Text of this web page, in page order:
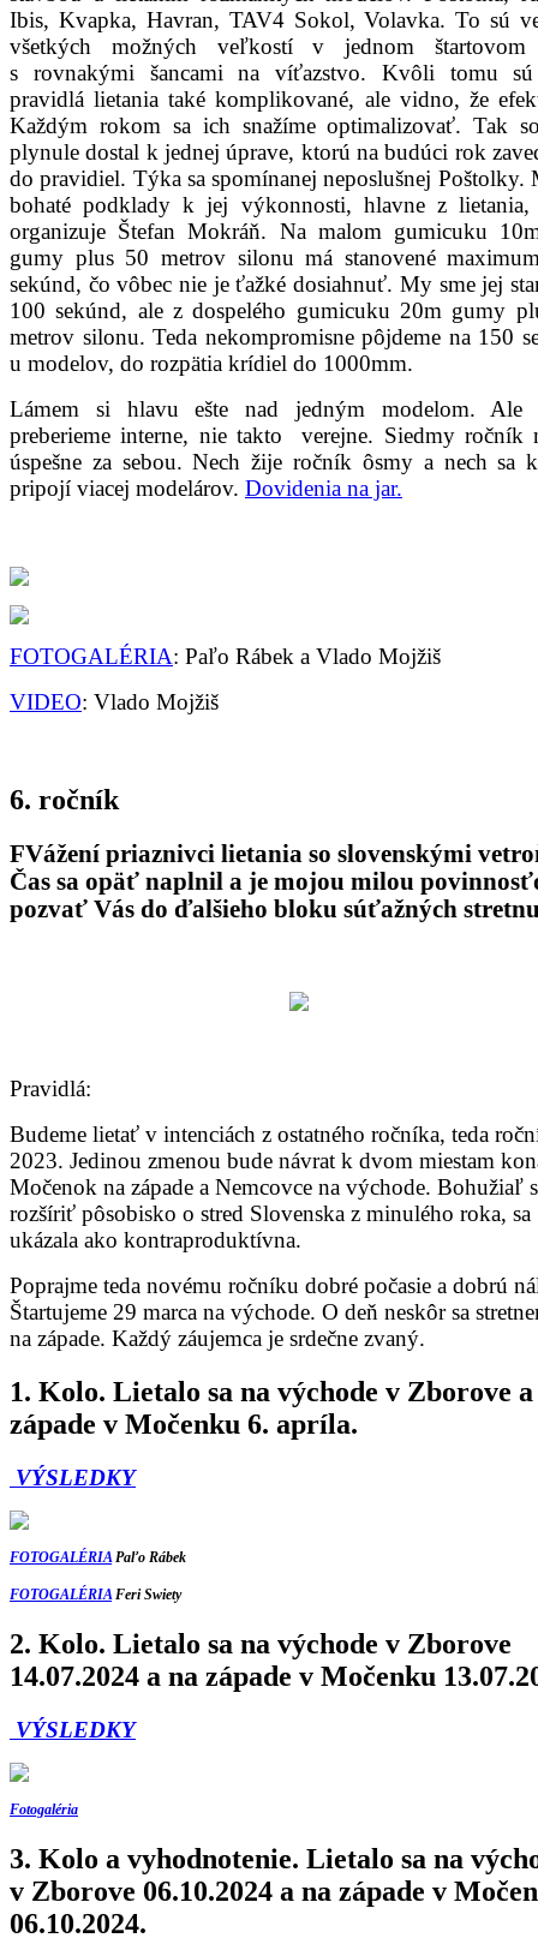
Ibis, Kvapka, Havran, TAV4 Sokol, Volavka. To sú
všetkých možných veľkostí v jednom
s rovnakými šancami na víťazstvo. Kvôli tomu sú
pravidlá lietania také komplikované, ale vidno, že
Každým rokom sa ich snažíme optimalizovať. Tak
plynule dostal k jednej úprave, ktorú na budúci rok
do pravidiel. Týka sa spomínanej neposlušnej Poštolky.
bohaté podklady k jej výkonnosti, hlavne z lietania,
organizuje Štefan Mokráň. Na malom gumicuku
gumy plus 50 metrov silonu má stanovené
sekúnd, čo vôbec nie je ťažké dosiahnuť. My sme jej
100 sekúnd, ale z dospelého gumicuku 20m gumy
metrov silonu. Teda nekompromisne pôjdeme na 150
u modelov, do rozpätia krídiel do 1000mm.
Lámem si hlavu ešte nad jedným modelom.
preberieme interne, nie takto verejne. Siedmy ročník
úspešne za sebou. Nech žije ročník ôsmy a nech sa
pripojí viacej modelárov. Dovidenia na jar.
FOTOGALÉRIA: Paľo Rábek a Vlado Mojžiš
VIDEO: Vlado Mojžiš
6. ročník
FVážení priaznivci lietania so slovenskými
Čas sa opäť naplnil a je mojou milou
pozvať Vás do ďalšieho bloku súťažných
Pravidlá:
Budeme lietať v intenciách z ostatného ročníka, teda
2023. Jedinou zmenou bude návrat k dvom miestam
Močenok na západe a Nemcovce na východe. Bohužiaľ
rozšíriť pôsobisko o stred Slovenska z minulého roka, sa
ukázala ako kontraproduktívna.
Poprajme teda novému ročníku dobré počasie a dobrú
Štartujeme 29 marca na východe. O deň neskôr sa
na západe. Každý záujemca je srdečne zvaný.
1. Kolo. Lietalo sa na východe v Zborove
západe v Močenku 6. apríla.
VÝSLEDKY
FOTOGALÉRIAPaľo Rábek
FOTOGALÉRIAFeri Swiety
2. Kolo. Lietalo sa na východe v Zborove
14.07.2024 a na západe v Močenku
VÝSLEDKY
Fotogaléria
3. Kolo a vyhodnotenie. Lietalo sa na
v Zborove 06.10.2024 a na západe v
06.10.2024.